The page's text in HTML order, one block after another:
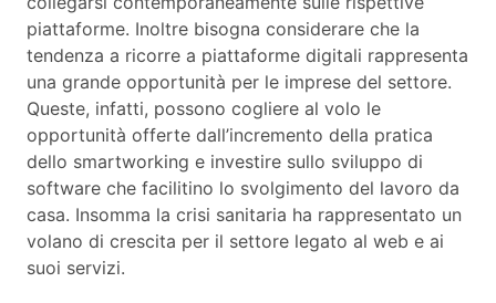
piattaforme. Inoltre bisogna considerare che la
tendenza a ricorre a piattaforme digitali rappresenta
una grande opportunità per le imprese del settore.
Queste, infatti, possono cogliere al volo le
opportunità offerte dall’incremento della pratica
dello smartworking e investire sullo sviluppo di
software che facilitino lo svolgimento del lavoro da
casa. Insomma la crisi sanitaria ha rappresentato un
volano di crescita per il settore legato al web e ai
suoi servizi.